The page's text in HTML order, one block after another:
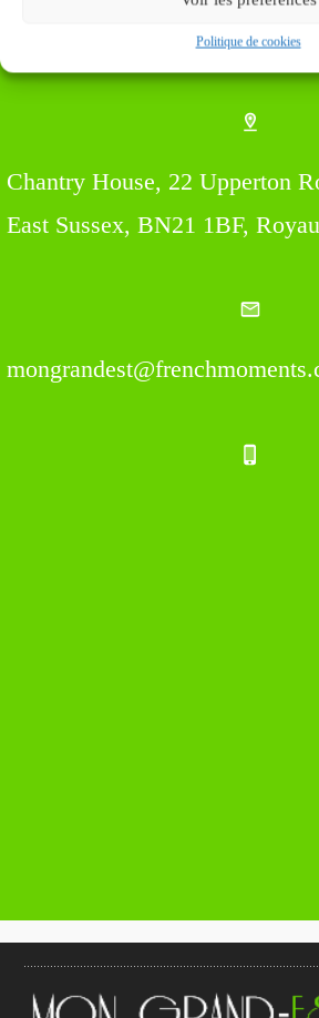
Politique de cookies
Chantry House, 22 Upperton
East Sussex, BN21 1BF,